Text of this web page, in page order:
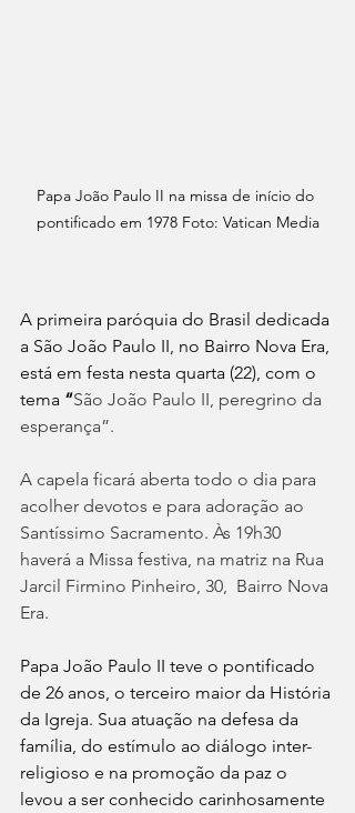
Papa João Paulo II na missa de início do
pontificado em 1978 Foto: Vatican Media
A primeira paróquia do Brasil dedicada
a São João Paulo II, no Bairro Nova Era,
está em festa nesta quarta (22), com o
tema “São João Paulo II, peregrino da
esperança”.
A capela ficará aberta todo o dia para
acolher devotos e para adoração ao
Santíssimo Sacramento. Às 19h30
haverá a Missa festiva, na matriz na Rua
Jarcil Firmino Pinheiro, 30,  Bairro Nova
Era.
Papa João Paulo II teve o pontificado
de 26 anos, o terceiro maior da História
da Igreja. Sua atuação na defesa da
família, do estímulo ao diálogo inter-
religioso e na promoção da paz o
levou a ser conhecido carinhosamente